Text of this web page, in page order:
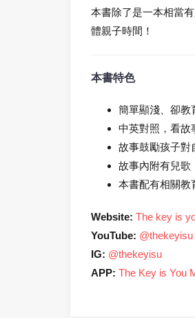
本書除了是一本相當
體親子時間！
本書特色
簡單顯淺、卻教
中英對照，看故
故事鼓勵孩子對
故事內附有兒歌
本書配有相關教
Website: The key is
YouTube: @thekeyisu
IG: @thekeyisu
APP: The Key is You